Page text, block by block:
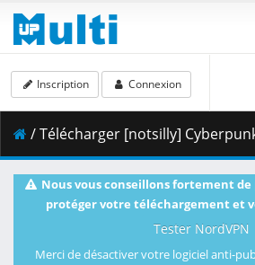
Inscription Connexion
/ Télécharger [notsilly] Cyberpunk Edgerunners - S01E06 (WEB-DL 1080p HEVC E-AC-3)
Nous vous conseillons fortement
protéger votre téléchargement et
Tester NordVPN
Merci de désactiver votre logiciel anti-